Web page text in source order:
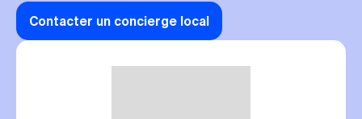
Contacter un concierge local